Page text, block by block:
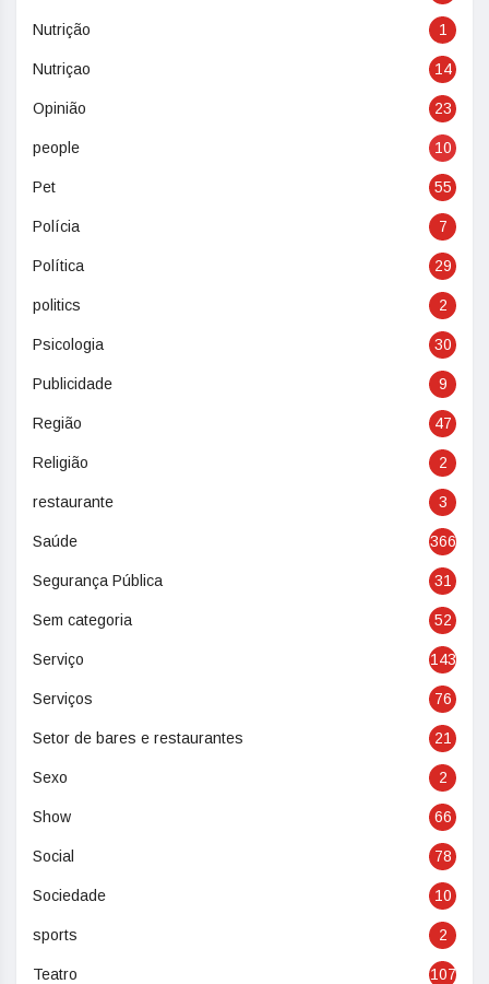
Nutrição 1
Nutriçao 14
Opinião 23
people 10
Pet 55
Polícia 7
Política 29
politics 2
Psicologia 30
Publicidade 9
Região 47
Religião 2
restaurante 3
Saúde 366
Segurança Pública 31
Sem categoria 52
Serviço 143
Serviços 76
Setor de bares e restaurantes 21
Sexo 2
Show 66
Social 78
Sociedade 10
sports 2
Teatro 107